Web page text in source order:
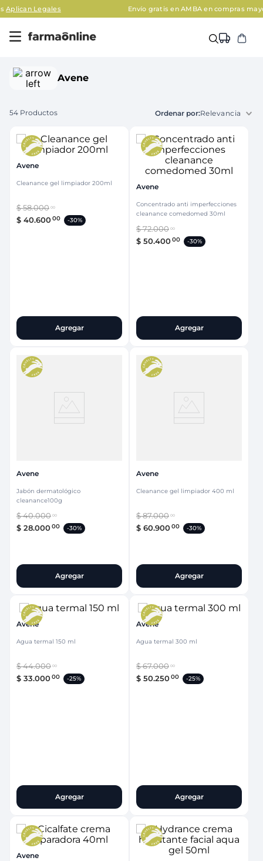
Envío gratis en AMBA en compras mayores a $120.000Aplican
Avene
54 Productos Relevancia
Avene
Cleanance gel limpiador 200ml
$58.000 00
$ 40.60000 -30%
Agregar
Avene
Concentrado anti imperfecciones
cleanance comedomed 30ml
$72.000 00
$ 50.40000 -30%
Agregar
Avene
Jabón dermatológico
cleanance100g
$40.000 00
$ 28.00000 -30%
Agregar
Avene
Cleanance gel limpiador 400 ml
$87.000 00
$ 60.90000 -30%
Agregar
Avene
Agua termal 150 ml
$44.000 00
$ 33.00000 -25%
Agregar
Avene
Agua termal 300 ml
$67.000 00
$ 50.25000 -25%
Agregar
Avene